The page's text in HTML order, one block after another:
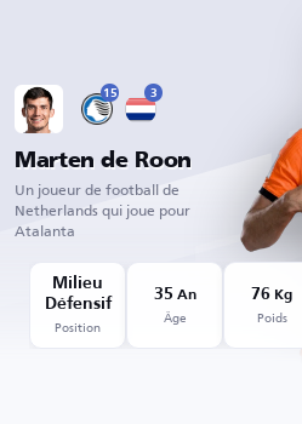
15 3
Marten de Roon
Un joueur de football de
Netherlands qui joue pour
Atalanta
Milieu
Défensif
Position
35 An
Âge
76 Kg
Poids